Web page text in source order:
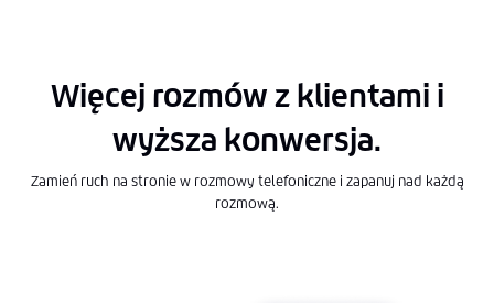
Więcej rozmów z klientami i
wyższa konwersja.
Zamień ruch na stronie w rozmowy telefoniczne i zapanuj nad każdą
rozmową.